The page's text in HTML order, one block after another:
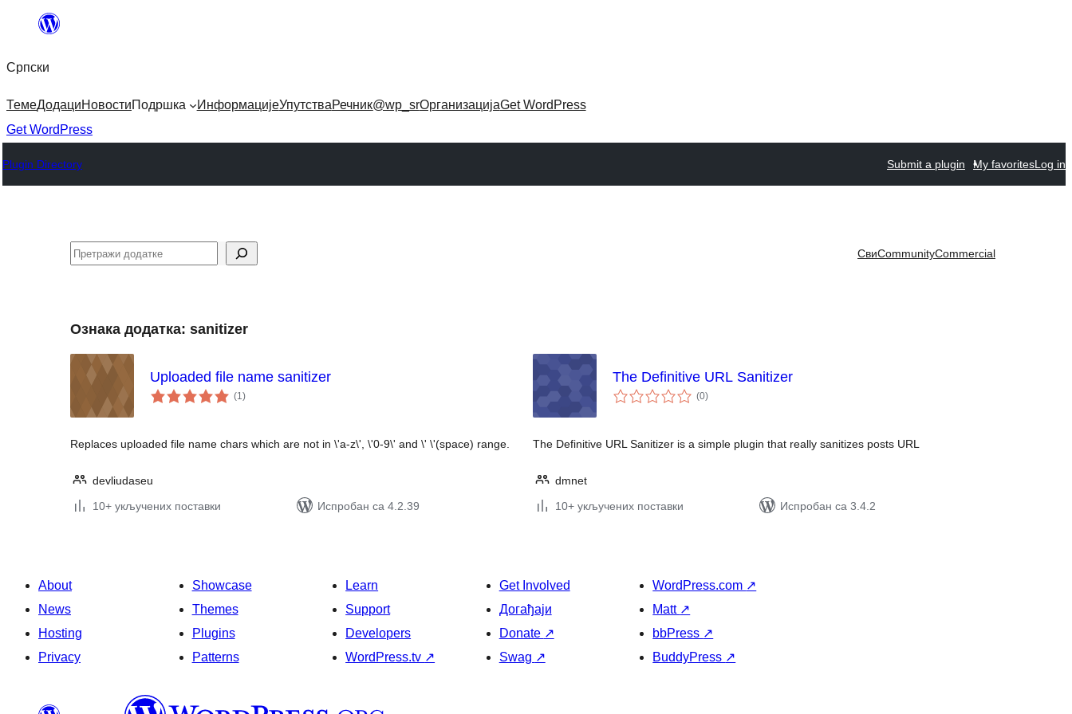
Скочи
садржај
Српски
ТемеДодациНовостиПодршка ИнформацијеУпутстваРечник@wp_srОрганизацијаGet WordPress
Get WordPress
Plugin Directory Submit a plugin My favoritesLog in
Претрага СвиCommunityCommercial
Ознака додатка: sanitizer
Uploaded file name sanitizer
(1укупних
оцена
)
Replaces uploaded file name chars which are not in \'a-z\', \'0-9\' and \' \'(space) range.
devliudaseu
10+ укључених поставки
Испробан са 4.2.39
The Definitive URL Sanitizer
(0укупних
оцена
)
The Definitive URL Sanitizer is a simple plugin that really sanitizes posts URL
dmnet
10+ укључених поставки
Испробан са 3.4.2
About
News
Hosting
Privacy
Showcase
Themes
Plugins
Patterns
Learn
Support
Developers
WordPress.tv ↗
Get Involved
Догађаји
Donate ↗
Swag ↗
WordPress.com ↗
Matt ↗
bbPress ↗
BuddyPress ↗